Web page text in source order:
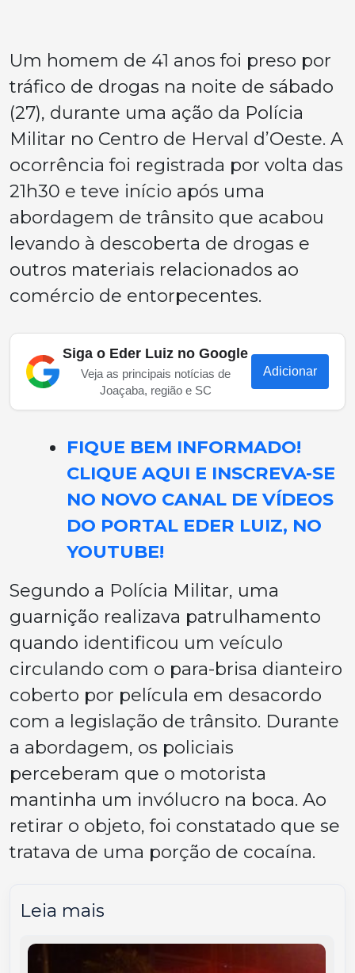
Um homem de 41 anos foi preso por
tráfico de drogas na noite de sábado
(27), durante uma ação da Polícia
Militar no Centro de Herval d’Oeste. A
ocorrência foi registrada por volta das
21h30 e teve início após uma
abordagem de trânsito que acabou
levando à descoberta de drogas e
outros materiais relacionados ao
comércio de entorpecentes.
Siga o Eder Luiz no Google
Veja as principais notícias de
Joaçaba, região e SC
Adicionar
FIQUE BEM INFORMADO!
CLIQUE AQUI E INSCREVA-SE
NO NOVO CANAL DE VÍDEOS
DO PORTAL EDER LUIZ, NO
YOUTUBE!
Segundo a Polícia Militar, uma
guarnição realizava patrulhamento
quando identificou um veículo
circulando com o para-brisa dianteiro
coberto por película em desacordo
com a legislação de trânsito. Durante
a abordagem, os policiais
perceberam que o motorista
mantinha um invólucro na boca. Ao
retirar o objeto, foi constatado que se
tratava de uma porção de cocaína.
Leia mais